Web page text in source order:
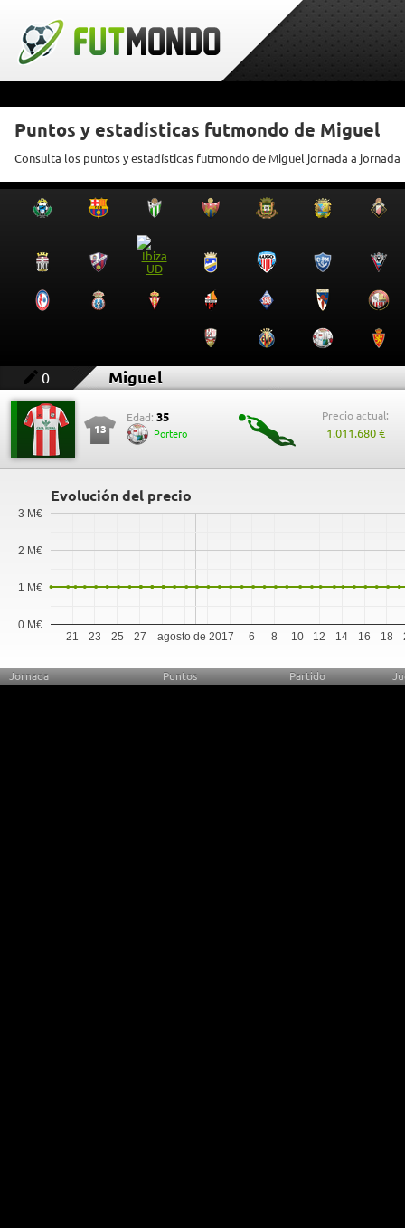
Puntos y estadísticas futmondo de Miguel
Consulta los puntos y estadísticas futmondo de Miguel jornada a jornada
0 Miguel
13
Edad: 35
Portero
Precio actual:
1.011.680 €
Evolución del precio
agosto de 2017
21 23 25 27 6 8 10 12 14 16 18
0 M€
1 M€
2 M€
3 M€
Jornada Puntos Partido